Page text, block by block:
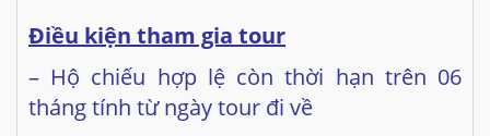
Điều kiện tham gia tour
– Hộ chiếu hợp lệ còn thời hạn trên 06
tháng tính từ ngày tour đi về